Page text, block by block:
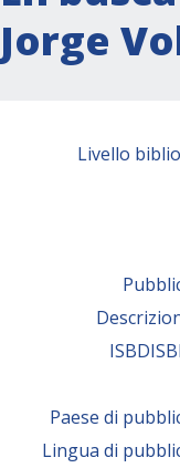
Jorge
Livello
Paese di
Lingua di